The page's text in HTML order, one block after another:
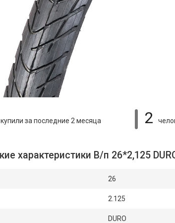
за последние 2 месяца 2
характеристики В/п 26*2,125
26
2.125
DURO